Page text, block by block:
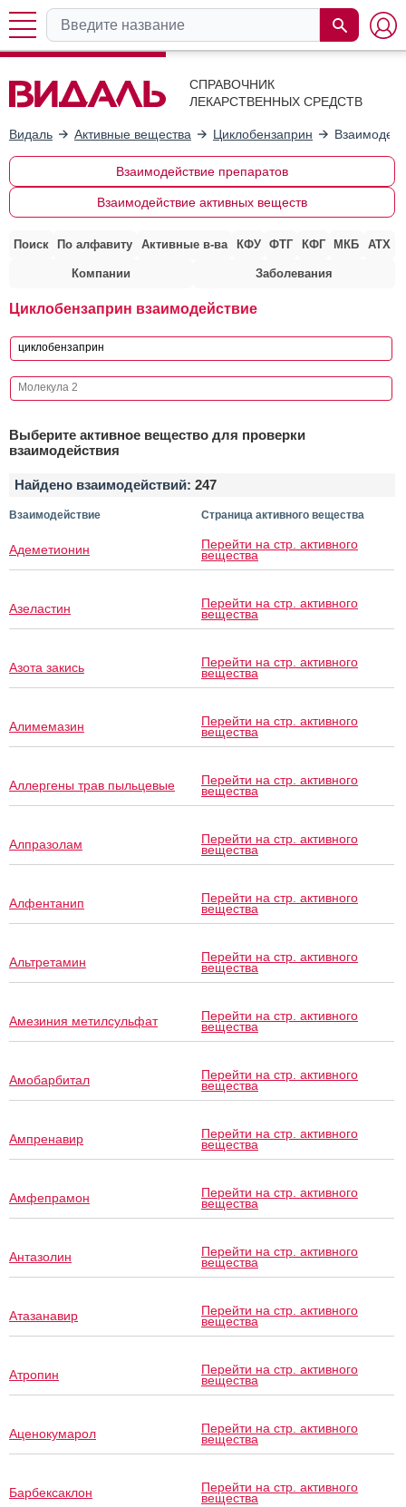
СПРАВОЧНИК
ЛЕКАРСТВЕННЫХ СРЕДСТВ
Видаль Активные вещества Циклобензаприн
Взаимодействие препаратов
Взаимодействие активных веществ
Поиск По алфавиту Активные в-ва КФУ ФТГ КФГ МКБ АТХ
Компании Заболевания
Циклобензаприн взаимодействие
Выберите активное вещество для проверки
взаимодействия
Найдено взаимодействий: 247
Взаимодействие Страница активного вещества
Адеметионин Перейти на стр. активного
вещества
Азеластин Перейти на стр. активного
вещества
Азота закись Перейти на стр. активного
вещества
Алимемазин Перейти на стр. активного
вещества
Аллергены трав пыльцевые Перейти на стр. активного
вещества
Алпразолам Перейти на стр. активного
вещества
Алфентанип Перейти на стр. активного
вещества
Альтретамин Перейти на стр. активного
вещества
Амезиния метилсульфат Перейти на стр. активного
вещества
Амобарбитал Перейти на стр. активного
вещества
Ампренавир Перейти на стр. активного
вещества
Амфепрамон Перейти на стр. активного
вещества
Антазолин Перейти на стр. активного
вещества
Атазанавир Перейти на стр. активного
вещества
Атропин Перейти на стр. активного
вещества
Аценокумарол Перейти на стр. активного
вещества
Барбексаклон Перейти на стр. активного
вещества